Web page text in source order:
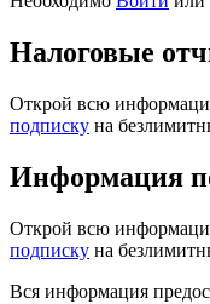
Налоговые
Открой всю
подписку на
Информация
Открой всю
подписку на
Вся информация